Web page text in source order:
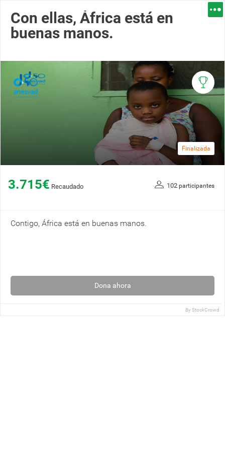
Con ellas, África está en
buenas manos.
Finalizada
3.715€ Recaudado 102 participantes
Contigo, África está en buenas manos.
Dona ahora
ByStockCrowd